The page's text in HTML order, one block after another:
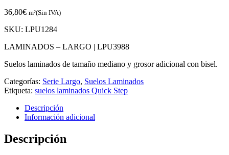
36,80€ m²(Sin IVA)
SKU: LPU1284
LAMINADOS – LARGO | LPU3988
Suelos laminados de tamaño mediano y grosor adicional con bisel.
Categorías: Serie Largo, Suelos Laminados
Etiqueta: suelos laminados Quick Step
Descripción
Información adicional
Descripción